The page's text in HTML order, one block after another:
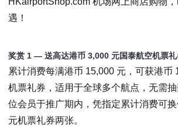
遇！
奖赏 1 — 送高达港币 3,000 元国泰航空机票
累计消费每满港币 15,000 元，可获港币
机票礼券，适用于全球多个航点，无需
位会员于推广期内，凭指定累计消费可
元机票礼券两张。